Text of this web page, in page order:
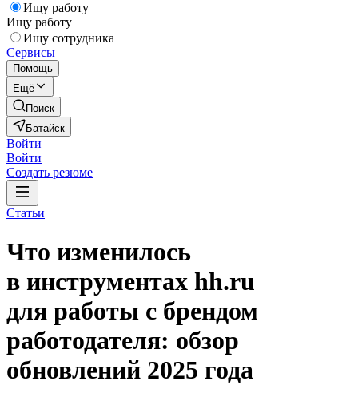
Ищу работу
Ищу работу
Ищу сотрудника
Сервисы
Помощь
Ещё
Поиск
Батайск
Войти
Войти
Создать резюме
Статьи
Что изменилось
в инструментах hh.ru
для работы с брендом
работодателя: обзор
обновлений 2025 года